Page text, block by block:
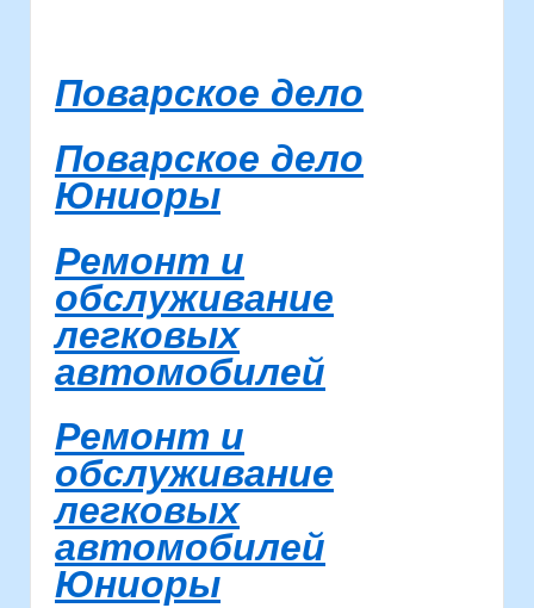
Поварское дело
Поварское дело
Юниоры
Ремонт и
обслуживание
легковых
автомобилей
Ремонт и
обслуживание
легковых
автомобилей
Юниоры